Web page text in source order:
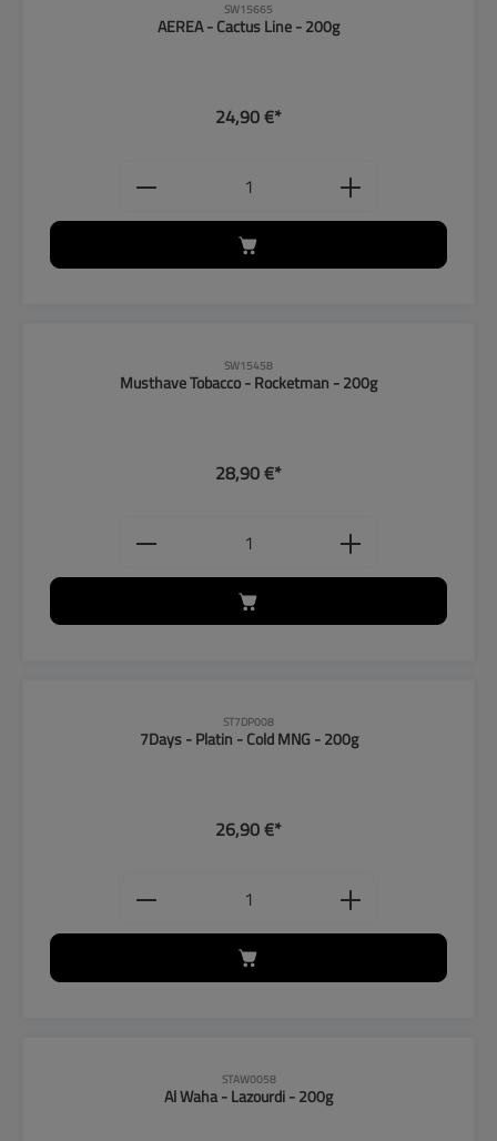
SW15665
AEREA - Cactus Line - 200g
24,90 €*
Produkt Anzahl: Gib den
SW15458
Musthave Tobacco - Rocketman - 200g
28,90 €*
Produkt Anzahl: Gib den
ST7DP008
7Days - Platin - Cold MNG - 200g
26,90 €*
Produkt Anzahl: Gib den
STAW0058
Al Waha - Lazourdi - 200g